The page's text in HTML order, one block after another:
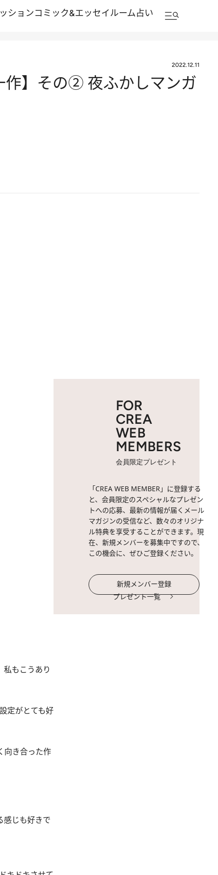
ションコミック&エッセイルーム占い
2022.12.11
作】その② 夜ふかしマンガ
もこうあり
定がとても好
向き合った作
感じも好きで
FOR
CREA
WEB
MEMBERS
会員限定プレゼント
「CREA WEB MEMBER」に登録する
と、会員限定のスペシャルなプレゼン
トへの応募、最新の情報が届くメール
マガジンの受信など、数々のオリジナ
ル特典を享受することができます。現
在、新規メンバーを募集中ですので、
この機会に、ぜひご登録ください。
新規メンバー登録
プレゼント一覧